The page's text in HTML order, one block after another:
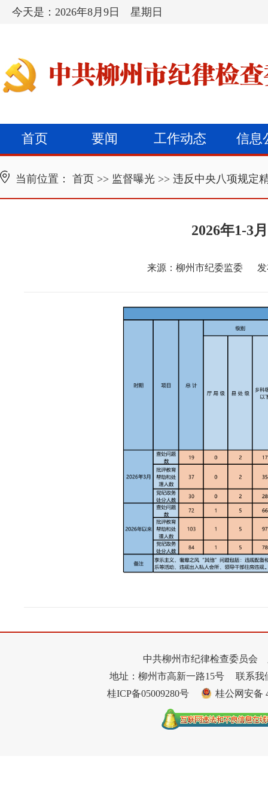
今天是： 2026年8月9日 星期日
首页 要闻 工作动态 信息
当前位置： 首页 >> 监督曝光 >> 违反中央八项规定
2026年1-3
来源： 柳州市纪委监委
中共柳州市纪律检查委员会
地址：柳州市高新一路15号
联系我
桂ICP备05009280号
桂公网安备